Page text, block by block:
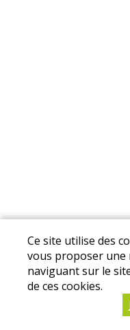
Ce site utilise des
vous proposer une
naviguant sur le
de ces cookies.